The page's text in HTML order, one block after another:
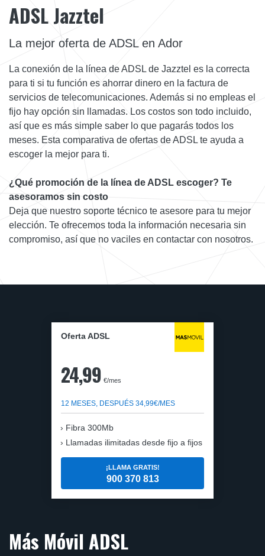
ADSL Jazztel
La mejor oferta de ADSL en Ador
La conexión de la línea de ADSL de Jazztel es la correcta
para ti si tu función es ahorrar dinero en la factura de
servicios de telecomunicaciones. Además si no empleas el
fijo hay opción sin llamadas. Los costos son todo incluido,
así que es más simple saber lo que pagarás todos los
meses. Esta comparativa de ofertas de ADSL te ayuda a
escoger la mejor para ti.
¿Qué promoción de la línea de ADSL escoger? Te
asesoramos sin costo
Deja que nuestro soporte técnico te asesore para tu mejor
elección. Te ofrecemos toda la información necesaria sin
compromiso, así que no vaciles en contactar con nosotros.
Oferta ADSL
24,99 €/mes
12 MESES, DESPUÉS 34,99€/MES
Fibra 300Mb
Llamadas ilimitadas desde fijo a fijos
¡LLAMA GRATIS!
900 370 813
Más Móvil ADSL